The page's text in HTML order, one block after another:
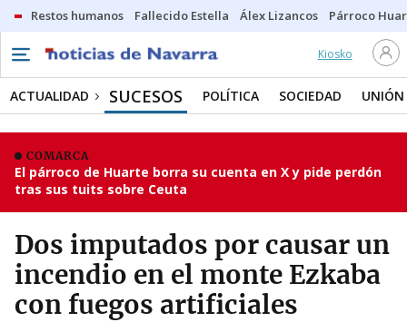
Restos humanos Fallecido Estella Álex Lizancos Párroco
Kiosko
ACTUALIDAD SUCESOS POLÍTICA SOCIEDAD UNIÓN
COMARCA
El párroco de Huarte borra su cuenta en X y pide perdón
tras sus tuits sobre Ceuta
Dos imputados por causar un
incendio en el monte Ezkaba
con fuegos artificiales